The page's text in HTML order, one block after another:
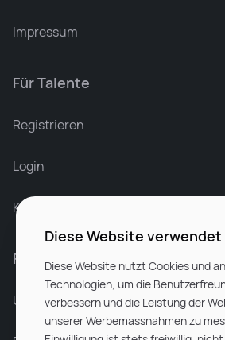
Impressum
Für Talente
Registrieren
Login
Karriere bei Rocken
Für Unternehmen
Unsere Dienstleistungen
Diese Website verwendet
Diese Website nutzt Cookies und
Technologien, um die
verbessern und die Leistung der
unserer Werbemassnahmen zu